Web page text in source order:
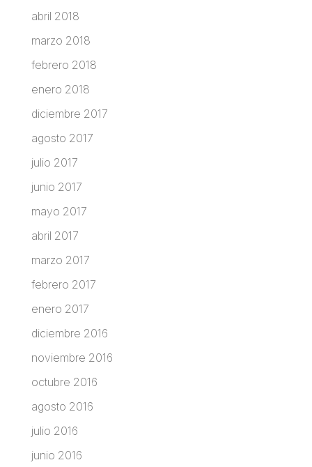
abril 2018
marzo 2018
febrero 2018
enero 2018
diciembre 2017
agosto 2017
julio 2017
junio 2017
mayo 2017
abril 2017
marzo 2017
febrero 2017
enero 2017
diciembre 2016
noviembre 2016
octubre 2016
agosto 2016
julio 2016
junio 2016